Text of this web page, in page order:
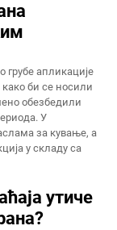
грубе апликације
би се носили
обезбедили
У
за кување, а
у складу са
утиче